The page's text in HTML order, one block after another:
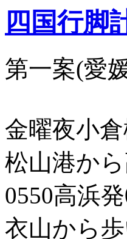
四国行脚
第一案(愛
金曜夜小
松山港か
0550高浜
衣山から